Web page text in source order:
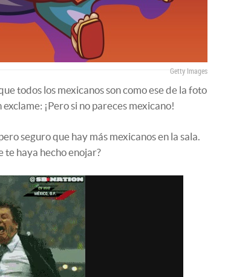
Getty Images
todos los mexicanos son como ese de la foto
¡Pero si no pareces mexicano!
seguro que hay más mexicanos en la sala.
te haya hecho enojar?